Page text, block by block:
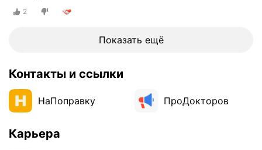
2
Показать ещё
Контакты и ссылки
НаПоправку ПроДокторов
Карьера